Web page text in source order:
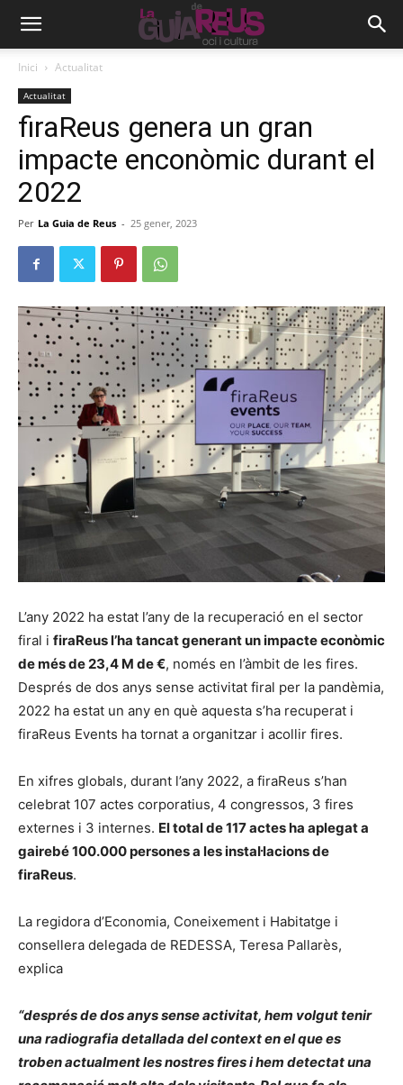
Inici Actualitat
Actualitat
firaReus genera un gran
impacte enconòmic durant el
2022
Per La Guia de Reus - 25 gener, 2023
L’any 2022 ha estat l’any de la recuperació en el sector
firal i firaReus l’ha tancat generant un impacte econòmic
de més de 23,4 M de €, només en l’àmbit de les fires.
Després de dos anys sense activitat firal per la pandèmia,
2022 ha estat un any en què aquesta s’ha recuperat i
firaReus Events ha tornat a organitzar i acollir fires.
En xifres globals, durant l’any 2022, a firaReus s’han
celebrat 107 actes corporatius, 4 congressos, 3 fires
externes i 3 internes. El total de 117 actes ha aplegat a
gairebé 100.000 persones a les instal·lacions de
firaReus.
La regidora d’Economia, Coneixement i Habitatge i
consellera delegada de REDESSA, Teresa Pallarès,
explica
“després de dos anys sense activitat, hem volgut tenir
una radiografia detallada del context en el que es
troben actualment les nostres fires i hem detectat una